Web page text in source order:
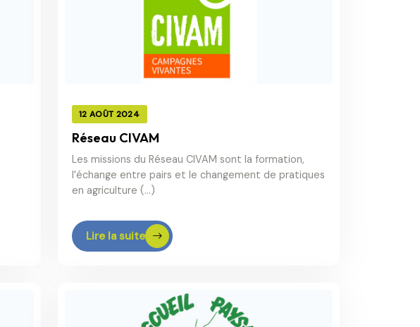
12 AOÛT 2024
Réseau CIVAM
Les missions du Réseau CIVAM sont la formation,
l’échange entre pairs et le changement de pratiques
en agriculture (…)
Lire la suite